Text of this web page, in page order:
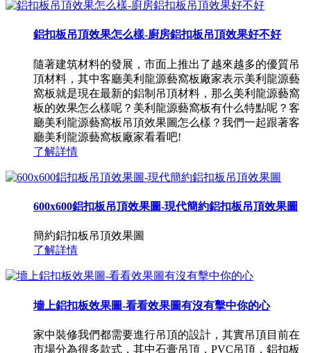
鋁扣板吊頂效果怎么樣-廚房鋁扣板吊頂效果好不好
隨著建筑材料的發展，市面上推出了越來越多的優質吊
頂材料，其中客廳美利龍源藝窩板廠家表示美利龍源藝
窩板就是現在最新的鋁制吊頂材料，那么美利龍源藝窩
板的效果怎么樣呢？美利龍源藝窩板有什么特點呢？客
廳美利龍源藝窩板吊頂效果圖怎么樣？我們一起跟著客
廳美利龍源藝窩板廠家看看吧!
了解詳情
600x600鋁扣板吊頂效果圖-現代簡約鋁扣板吊頂效果圖
簡約鋁扣板吊頂效果圖
了解詳情
墻上鋁扣板效果圖-看看效果圖有沒有擊中你的心
家中裝修我們都需要進行吊頂的設計，其實吊頂目前在
市場分為很多款式，其中石膏吊頂，PVC吊頂，鋁扣板